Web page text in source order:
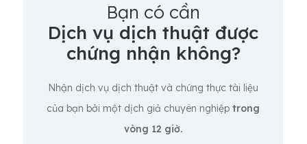
Bạn có cần
Dịch vụ dịch thuật được
chứng nhận không?
Nhận dịch vụ dịch thuật và chứng thực tài liệu
của bạn bởi một dịch giả chuyên nghiệp trong
vòng 12 giờ.